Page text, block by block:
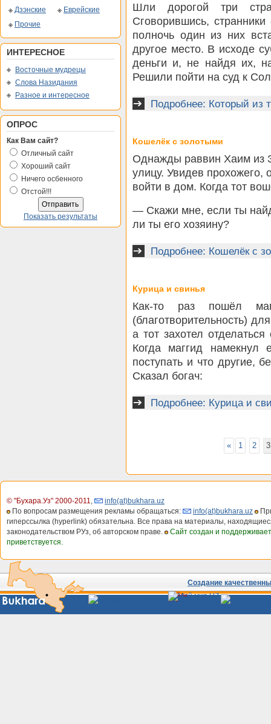
Дзэнские
Еврейские
Прочие
ИНТЕРЕСНОЕ
Восточные мудрецы
Слова Назидания
Разное и интересное
ОПРОС
Как Вам сайт?
Отличный сайт
Хороший сайт
Ничего осбенного
Отстой!!!
Показать результаты
Шли дорогой три
Сговорившись,
полночь один из них
другое место. В исходе
деньги и, не найдя их,
Решили пойти на суд к
Подробнее: Который из
Кошелёк с золотыми
Однажды раввин Хаим из
улицу. Увидев прохожего,
войти в дом. Когда тот
— Скажи мне, если ты
ли ты его хозяину?
Подробнее: Кошелёк с
Курица и свинья
Как-то раз пошёл
(благотворительность)
а тот захотел
Когда маггид намекнул
поступать и что другие,
Сказал богач:
Подробнее: Курица и
« 1 2 3
© "Бухара.Уз" 2000-2011,
info(at)bukhara.uz
По вопросам размещения рекламы обращаться:
info(at)bukhara.uz
гиперссылка (hyperlink) обязательна. Все права на материалы,
законодательством РУз, об авторском праве.
Сайт создан и
приветствуется.
Создание
Сайты
Узбекистана